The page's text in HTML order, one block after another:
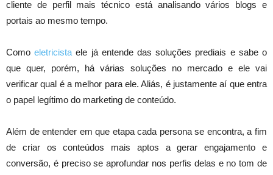
cliente de perfil mais técnico está analisando vários blogs e
portais ao mesmo tempo.
Comoeletricista ele já entende das soluções prediais e sabe o
que quer, porém, há várias soluções no mercado e ele vai
verificar qual é a melhor para ele. Aliás, é justamente aí que entra
o papel legítimo do marketing de conteúdo.
Além de entender em que etapa cada persona se encontra, a fim
de criar os conteúdos mais aptos a gerar engajamento e
conversão, é preciso se aprofundar nos perfis delas e no tom de